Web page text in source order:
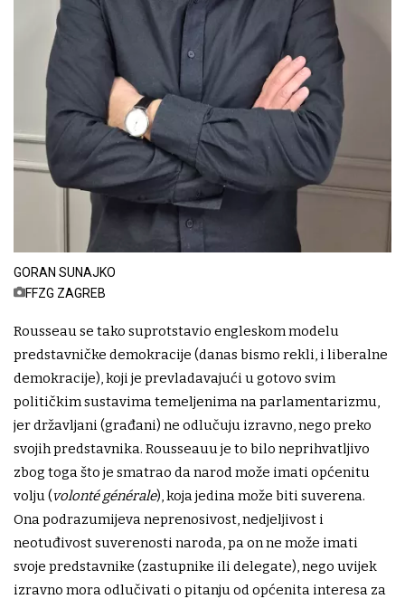
GORAN SUNAJKO
FFZG ZAGREB
Rousseau se tako suprotstavio engleskom modelu
predstavničke demokracije (danas bismo rekli, i liberalne
demokracije), koji je prevladavajući u gotovo svim
političkim sustavima temeljenima na parlamentarizmu,
jer državljani (građani) ne odlučuju izravno, nego preko
svojih predstavnika. Rousseauu je to bilo neprihvatljivo
zbog toga što je smatrao da narod može imati općenitu
volju (volonté générale), koja jedina može biti suverena.
Ona podrazumijeva neprenosivost, nedjeljivost i
neotuđivost suverenosti naroda, pa on ne može imati
svoje predstavnike (zastupnike ili delegate), nego uvijek
izravno mora odlučivati o pitanju od općenita interesa za